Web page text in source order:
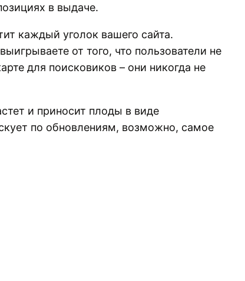
в выдаче.
каждый уголок вашего сайта.
от того, что пользователи не
для поисковиков – они никогда не
и приносит плоды в виде
по обновлениям, возможно, самое